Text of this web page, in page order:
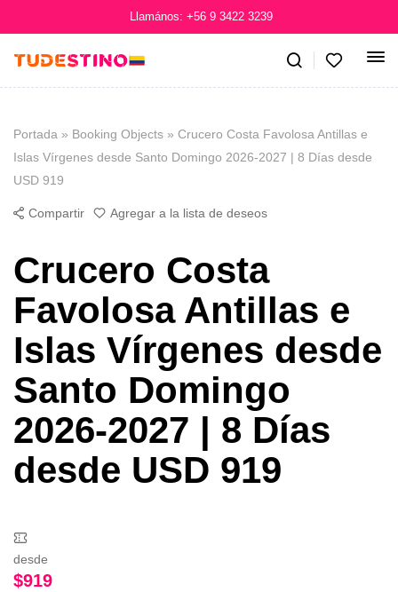
Llamános: +56 9 3422 3239
Portada » Booking Objects » Crucero Costa Favolosa Antillas e
Islas Vírgenes desde Santo Domingo 2026-2027 | 8 Días desde
USD 919
Compartir Agregar a la lista de deseos
Crucero Costa
Favolosa Antillas e
Islas Vírgenes desde
Santo Domingo
2026-2027 | 8 Días
desde USD 919
desde
$919